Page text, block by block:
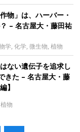
物」は、ハーバー・
– 名古屋大・藤田祐
学,化学,微生物,植物
ない遺伝子を追求し
きた – 名古屋大・藤
】
植物